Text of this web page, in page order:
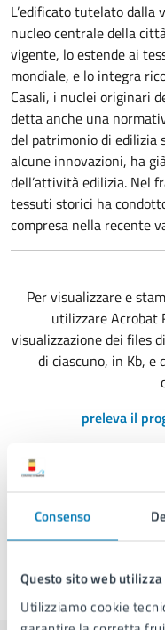
Consenso
Questo sito web utilizza
Utilizziamo cookie
L’edificato tutelato dalla
nucleo centrale della
vigente, lo estende ai
mondiale, e lo integra
Casali, i nuclei originari
detta anche una
del patrimonio di edilizia
alcune innovazioni, ha
dell’attività edilizia. Nel
tessuti storici ha
compresa nella recente
Per visualizzare e
utilizzareAcrobat
visualizzazione dei files
di ciascuno, in Kb,
preleva il
Ultimo aggiornamento: